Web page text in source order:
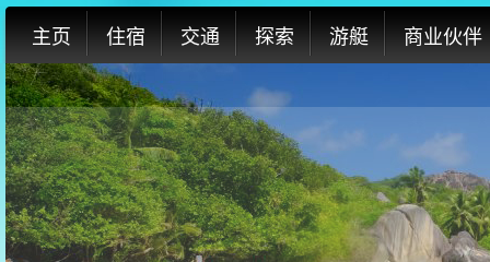
主页 住宿 交通 探索 游艇 商业伙伴